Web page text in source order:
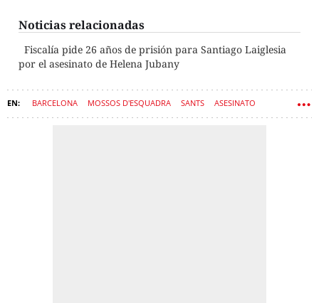
Noticias relacionadas
Fiscalía pide 26 años de prisión para Santiago Laiglesia
por el asesinato de Helena Jubany
BARCELONA MOSSOS D'ESQUADRA SANTS ASESINATO